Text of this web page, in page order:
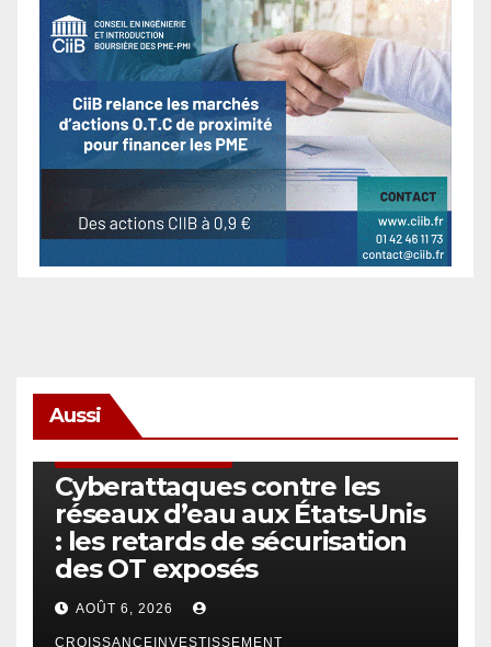
Aussi
Cyberattaques contre les
réseaux d’eau aux États-Unis
: les retards de sécurisation
des OT exposés
AOÛT 6, 2026
CROISSANCEINVESTISSEMENT